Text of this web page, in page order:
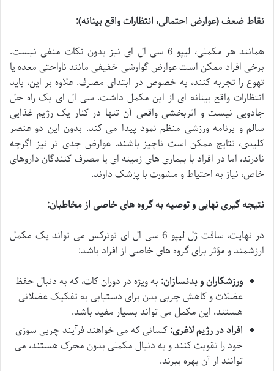
نقاط ضعف (عوارض احتمالی، انتظارات واقع بینانه):
همانند هر مکملی، لیپو 6 سی ال ای نیز بدون نکات منفی نیست.
برخی افراد ممکن است عوارض گوارشی خفیفی مانند ناراحتی معده یا
تهوع را تجربه کنند، به خصوص در ابتدای مصرف. علاوه بر این، باید
انتظارات واقع بینانه ای از این مکمل داشت. سی ال ای یک راه حل
جادویی نیست و اثربخشی واقعی آن تنها در کنار یک رژیم غذایی
سالم و برنامه ورزشی منظم نمود پیدا می کند. بدون این دو عنصر
کلیدی، نتایج ممکن است ناچیز باشند. عوارض جدی تر نیز اگرچه
نادرند، اما در افراد با بیماری های زمینه ای یا مصرف کنندگان داروهای
خاص، نیاز به احتیاط و مشورت با پزشک دارند.
نتیجه گیری نهایی و توصیه به گروه های خاصی از مخاطبان:
در نهایت، سافت ژل لیپو 6 سی ال ای نوترکس می تواند یک مکمل
ارزشمند و مؤثر برای گروه های خاصی از افراد باشد:
ورزشکاران و بدنسازان: به ویژه در دوران کات، که به دنبال حفظ
عضلات و کاهش چربی بدن برای دستیابی به تفکیک عضلانی
هستند، این مکمل می تواند بسیار مفید باشد.
افراد در رژیم لاغری:کسانی که می خواهند فرآیند چربی سوزی
خود را تقویت کنند و به دنبال مکملی بدون محرک هستند، می
توانند از آن بهره ببرند.